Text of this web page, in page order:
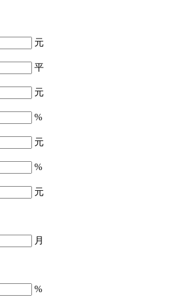
元
平
元
%
元
%
元
月
%